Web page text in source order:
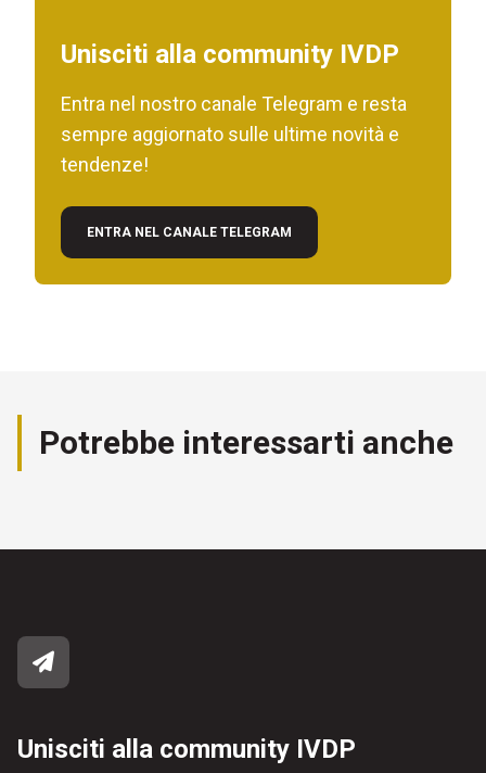
Unisciti alla community IVDP
Entra nel nostro canale Telegram e resta
sempre aggiornato sulle ultime novità e
tendenze!
ENTRA NEL CANALE TELEGRAM
Potrebbe interessarti anche
Unisciti alla community IVDP